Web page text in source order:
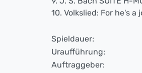
10. Volkslied: For he's a
Spieldauer:
Uraufführung:
Auftraggeber: